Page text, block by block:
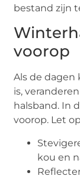
bestand zijn
voorop
Als de
is,
halsband. In
voorop. Let
kou en